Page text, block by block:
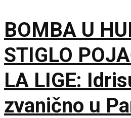
smrti, ali
maksimum!
BOMBA U
STIGLO
LA LIGE:
zvanično u